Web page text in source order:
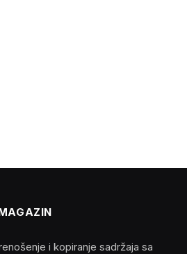
i kopiranje sadržaja sa